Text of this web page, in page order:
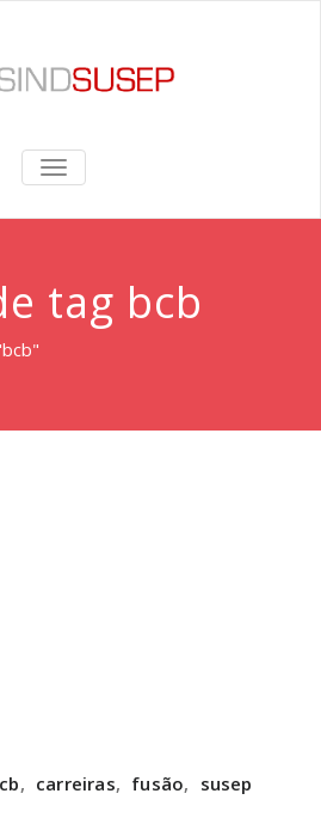
TOGGLE
NAVIGATION
tag bcb
, carreiras, fusão, susep